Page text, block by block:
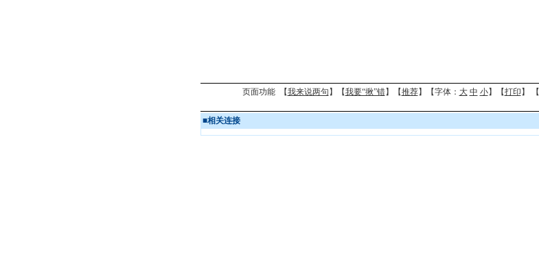
页面功能 【我来说两句 】【我要“揪”错】【推荐】【字体： 大 中 小】【打印 】 【
■相关连接